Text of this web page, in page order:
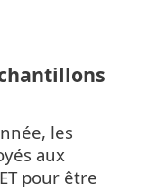
les
aux
pour être